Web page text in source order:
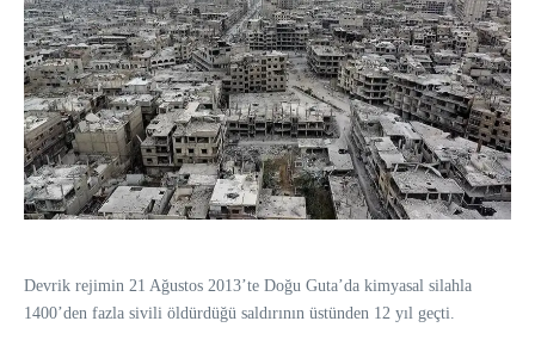
Devrik rejimin 21 Ağustos 2013’te Doğu Guta’da kimyasal silahla
1400’den fazla sivili öldürdüğü saldırının üstünden 12 yıl geçti.